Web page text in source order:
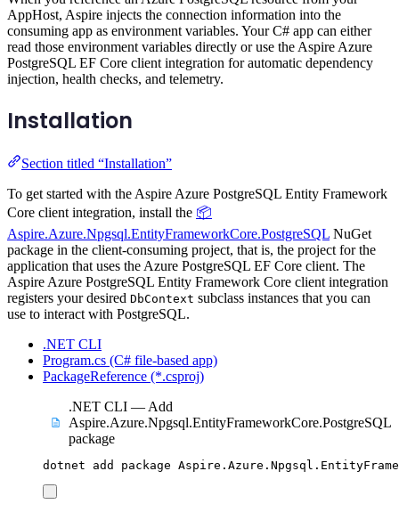
AppHost, Aspire injects the connection information into the
consuming app as environment variables. Your C# app can either
read those environment variables directly or use the Aspire Azure
PostgreSQL EF Core client integration for automatic dependency
injection, health checks, and telemetry.
Installation
Section titled “Installation”
To get started with the Aspire Azure PostgreSQL Entity Framework
Core client integration, install the 📦
Aspire.Azure.Npgsql.EntityFrameworkCore.PostgreSQL NuGet
package in the client-consuming project, that is, the project for the
application that uses the Azure PostgreSQL EF Core client. The
Aspire Azure PostgreSQL Entity Framework Core client integration
registers your desired DbContext subclass instances that you can
use to interact with PostgreSQL.
.NET CLI
Program.cs (C# file-based app)
PackageReference (*.csproj)
.NET CLI — Add
Aspire.Azure.Npgsql.EntityFrameworkCore.PostgreSQL
package
dotnet add package